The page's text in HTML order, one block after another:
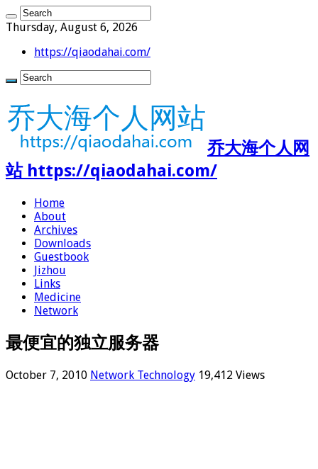
Thursday, August 6, 2026
https://qiaodahai.com/
乔大海个人网
站 https://qiaodahai.com/
Home
About
Archives
Downloads
Guestbook
Jizhou
Links
Medicine
Network
最便宜的独立服务器
October 7, 2010 Network Technology 19,412 Views